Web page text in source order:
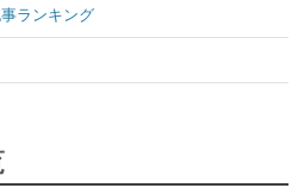
ランキング